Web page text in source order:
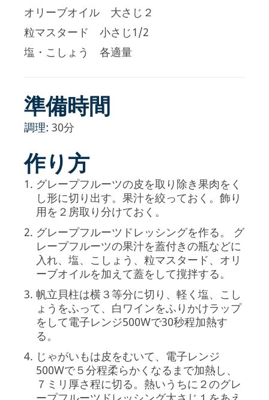
オリーブオイル 大さじ２
粒マスタード 小さじ1/2
塩・こしょう 各適量
準備時間
調理: 30分
作り方
グレープフルーツの皮を取り除き果肉をく
し形に切り出す。果汁を絞っておく。飾り
用を２房取り分けておく。
グレープフルーツドレッシングを作る。
グ
レープフルーツの果汁を蓋付きの瓶などに
入れ、塩、こしょう、粒マスタード、オリ
ーブオイルを加えて蓋をして撹拌する。
帆立貝柱は横３等分に切り、軽く塩、こし
ょうをふって、白ワインをふりかけラップ
をして電子レンジ500Wで30秒程加熱す
る。
じゃがいもは皮をむいて、電子レンジ
500Wで５分程柔らかくなるまで加熱し、
７ミリ厚さ程に切る。熱いうちに２のグレ